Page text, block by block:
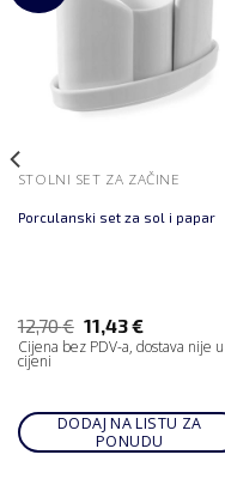
STOLNI SET ZA ZAČINE
Porculanski set za sol i papar
12,70€ 11,43€
Cijena bez PDV-a, dostava nije u
cijeni
DODAJ NA LISTU ZA
PONUDU